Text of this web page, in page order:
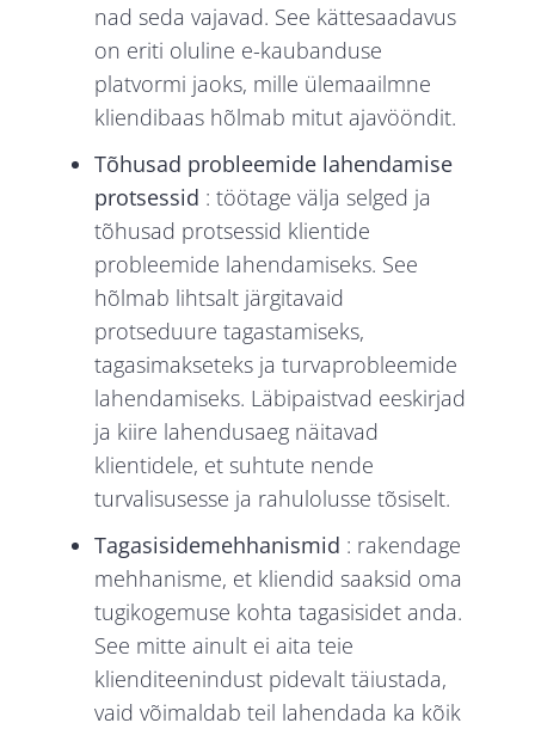
nad seda vajavad. See kättesaadavus
on eriti oluline e-kaubanduse
platvormi jaoks, mille ülemaailmne
kliendibaas hõlmab mitut ajavööndit.
Tõhusad probleemide lahendamise
protsessid : töötage välja selged ja
tõhusad protsessid klientide
probleemide lahendamiseks. See
hõlmab lihtsalt järgitavaid
protseduure tagastamiseks,
tagasimakseteks ja turvaprobleemide
lahendamiseks. Läbipaistvad eeskirjad
ja kiire lahendusaeg näitavad
klientidele, et suhtute nende
turvalisusesse ja rahulolusse tõsiselt.
Tagasisidemehhanismid : rakendage
mehhanisme, et kliendid saaksid oma
tugikogemuse kohta tagasisidet anda.
See mitte ainult ei aita teie
klienditeenindust pidevalt täiustada,
vaid võimaldab teil lahendada ka kõik